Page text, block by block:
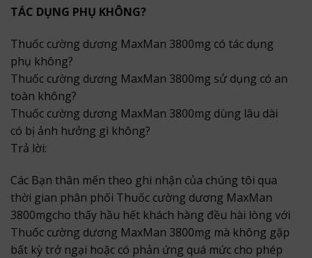
TÁC DỤNG PHỤ KHÔNG?
Thuốc cường dương MaxMan 3800mg có tác dụng
phụ không?
Thuốc cường dương MaxMan 3800mg sử dụng có an
toàn không?
Thuốc cường dương MaxMan 3800mg dùng lâu dài
có bị ảnh hưởng gì không?
Trả lời:
Các Bạn thân mến theo ghi nhận của chúng tôi qua
thời gian phân phối Thuốc cường dương MaxMan
3800mgcho thấy hầu hết khách hàng đều hài lòng với
Thuốc cường dương MaxMan 3800mg mà không gặp
bất kỳ trở ngại hoặc có phản ứng quá mức cho phép